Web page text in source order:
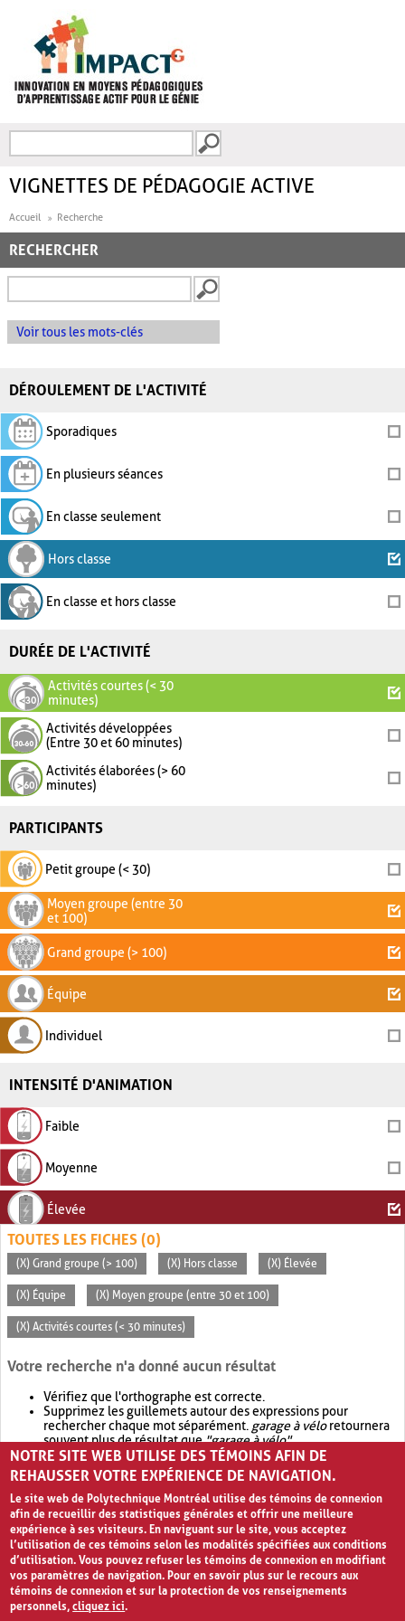
FORMULAIRE DE
VIGNETTES DE PÉDAGOGIE ACTIVE
Accueil Recherche
RECHERCHER
Voir tous les mots-clés
DÉROULEMENT DE L'ACTIVITÉ
Sporadiques
En plusieurs séances
En classe seulement
Hors classe
En classe et hors classe
DURÉE DE L'ACTIVITÉ
Activités courtes (< 30
minutes)
Activités développées
(Entre 30 et 60 minutes)
Activités élaborées (> 60
minutes)
PARTICIPANTS
Petit groupe (< 30)
Moyen groupe (entre 30
et 100)
Grand groupe (> 100)
Équipe
Individuel
INTENSITÉ D'ANIMATION
Faible
Moyenne
Élevée
TOUTES LES FICHES (0)
(X) Grand groupe (> 100) (X) Hors classe (X) Élevée
(X) Équipe (X) Moyen groupe (entre 30 et 100)
(X) Activités courtes (< 30 minutes)
Votre recherche n'a donné aucun résultat
Vérifiez que l'orthographe est correcte.
Supprimez les guillemets autour des expressions pour
rechercher chaque mot séparément. garage à véloretournera
souvent plus de résultat que"garage à vélo".
Envisagez d'élargir votre recherche avec OR.garage OR vélo
retournera souvent plus de résultat quegarage à vélo
NOTRE SITE WEB UTILISE DES TÉMOINS AFIN DE
REHAUSSER VOTRE EXPÉRIENCE DE NAVIGATION.
Le site web de Polytechnique Montréal utilise des témoins de connexion
afin de recueillir des statistiques générales et offrir une meilleure
expérience à ses visiteurs. En naviguant sur le site, vous acceptez
l’utilisation de ces témoins selon les modalités spécifiées aux conditions
d’utilisation. Vous pouvez refuser les témoins de connexion en modifiant
vos paramètres de navigation. Pour en savoir plus sur le recours aux
témoins de connexion et sur la protection de vos renseignements
personnels,cliquez ici.